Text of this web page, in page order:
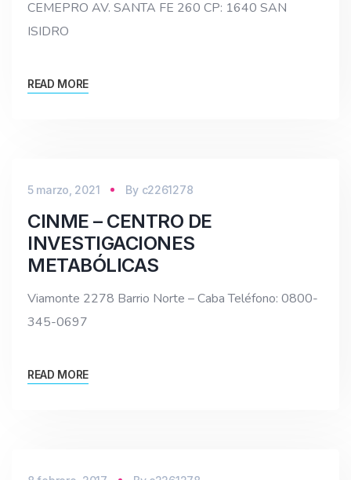
CEMEPRO AV. SANTA FE 260 CP: 1640 SAN
ISIDRO
READ MORE
5 marzo, 2021 By c2261278
CINME – CENTRO DE
INVESTIGACIONES
METABÓLICAS
Viamonte 2278 Barrio Norte – Caba Teléfono: 0800-
345-0697
READ MORE